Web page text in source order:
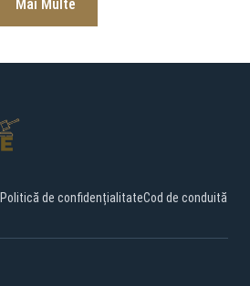
Mai Multe
Politică de confidențialitateCod de conduită